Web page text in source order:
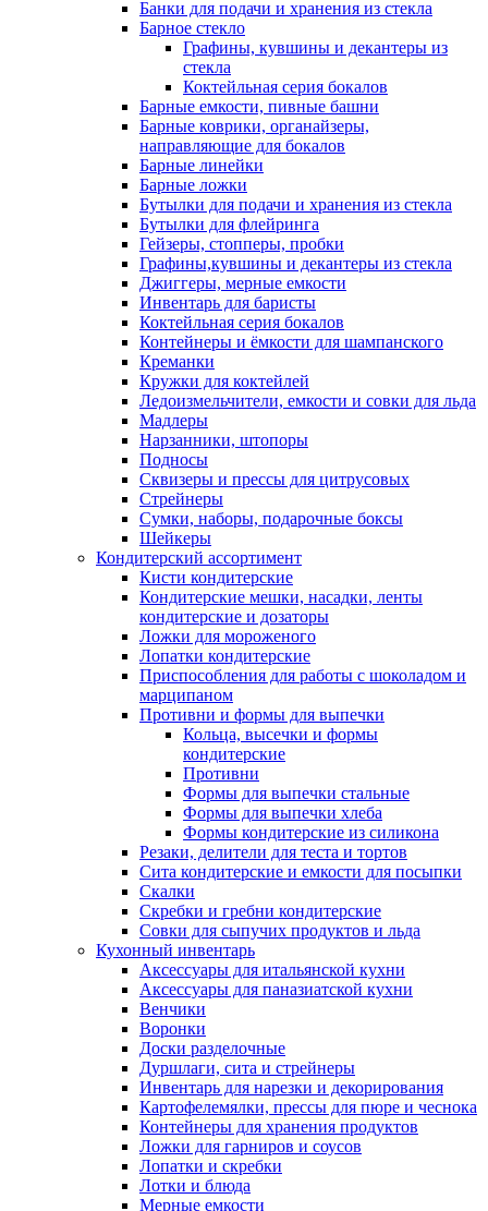
Банки для подачи и хранения из стекла
Барное стекло
Графины, кувшины и декантеры из
стекла
Коктейльная серия бокалов
Барные емкости, пивные башни
Барные коврики, органайзеры,
направляющие для бокалов
Барные линейки
Барные ложки
Бутылки для подачи и хранения из стекла
Бутылки для флейринга
Гейзеры, стопперы, пробки
Графины,кувшины и декантеры из стекла
Джиггеры, мерные емкости
Инвентарь для баристы
Коктейльная серия бокалов
Контейнеры и ёмкости для шампанского
Креманки
Кружки для коктейлей
Ледоизмельчители, емкости и совки для льда
Мадлеры
Нарзанники, штопоры
Подносы
Сквизеры и прессы для цитрусовых
Стрейнеры
Сумки, наборы, подарочные боксы
Шейкеры
Кондитерский ассортимент
Кисти кондитерские
Кондитерские мешки, насадки, ленты
кондитерские и дозаторы
Ложки для мороженого
Лопатки кондитерские
Приспособления для работы с шоколадом и
марципаном
Противни и формы для выпечки
Кольца, высечки и формы
кондитерские
Противни
Формы для выпечки стальные
Формы для выпечки хлеба
Формы кондитерские из силикона
Резаки, делители для теста и тортов
Сита кондитерские и емкости для посыпки
Скалки
Скребки и гребни кондитерские
Совки для сыпучих продуктов и льда
Кухонный инвентарь
Аксессуары для итальянской кухни
Аксессуары для паназиатской кухни
Венчики
Воронки
Доски разделочные
Дуршлаги, сита и стрейнеры
Инвентарь для нарезки и декорирования
Картофелемялки, прессы для пюре и чеснока
Контейнеры для хранения продуктов
Ложки для гарниров и соусов
Лопатки и скребки
Лотки и блюда
Мерные емкости